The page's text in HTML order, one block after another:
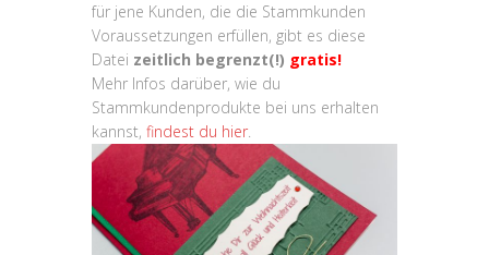
für jene Kunden, die die Stammkunden
Voraussetzungen erfüllen, gibt es diese
Datei zeitlich begrenzt(!) gratis!
Mehr Infos darüber, wie du
Stammkundenprodukte bei uns erhalten
kannst, findest du hier.